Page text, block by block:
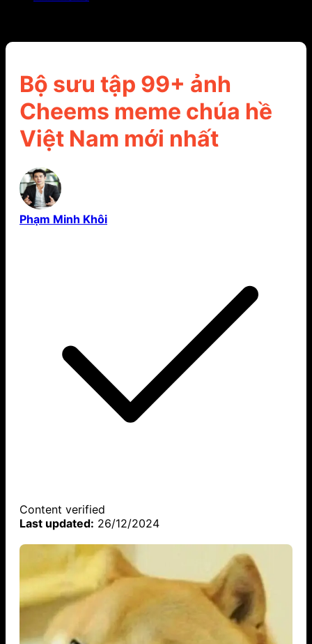
Bộ sưu tập 99+ ảnh
Cheems meme chúa hề
Việt Nam mới nhất
Phạm Minh Khôi
Content verified
Last updated: 26/12/2024